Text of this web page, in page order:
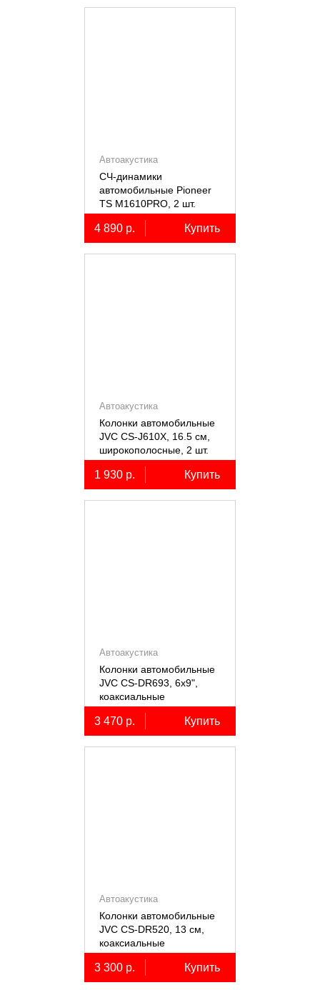
Автоакустика
СЧ-динамики
автомобильные Pioneer
TS M1610PRO, 2 шт.
4 890 р. Купить
Автоакустика
Колонки автомобильные
JVC CS-J610X, 16.5 см,
широкополосные, 2 шт.
1 930 р. Купить
Автоакустика
Колонки автомобильные
JVC CS-DR693, 6х9",
коаксиальные
трёхполосные, 2 шт.
3 470 р. Купить
Автоакустика
Колонки автомобильные
JVC CS-DR520, 13 см,
коаксиальные
двухполосные, 2 шт.
3 300 р. Купить